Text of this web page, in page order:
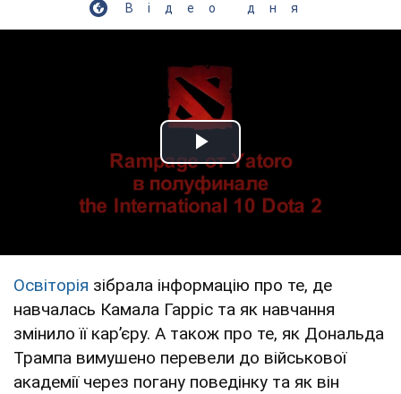
Відео дня
Play Video
Освіторія зібрала інформацію про те, де
навчалась Камала Гарріс та як навчання
змінило її карʼєру. А також про те, як Дональда
Трампа вимушено перевели до військової
академії через погану поведінку та як він